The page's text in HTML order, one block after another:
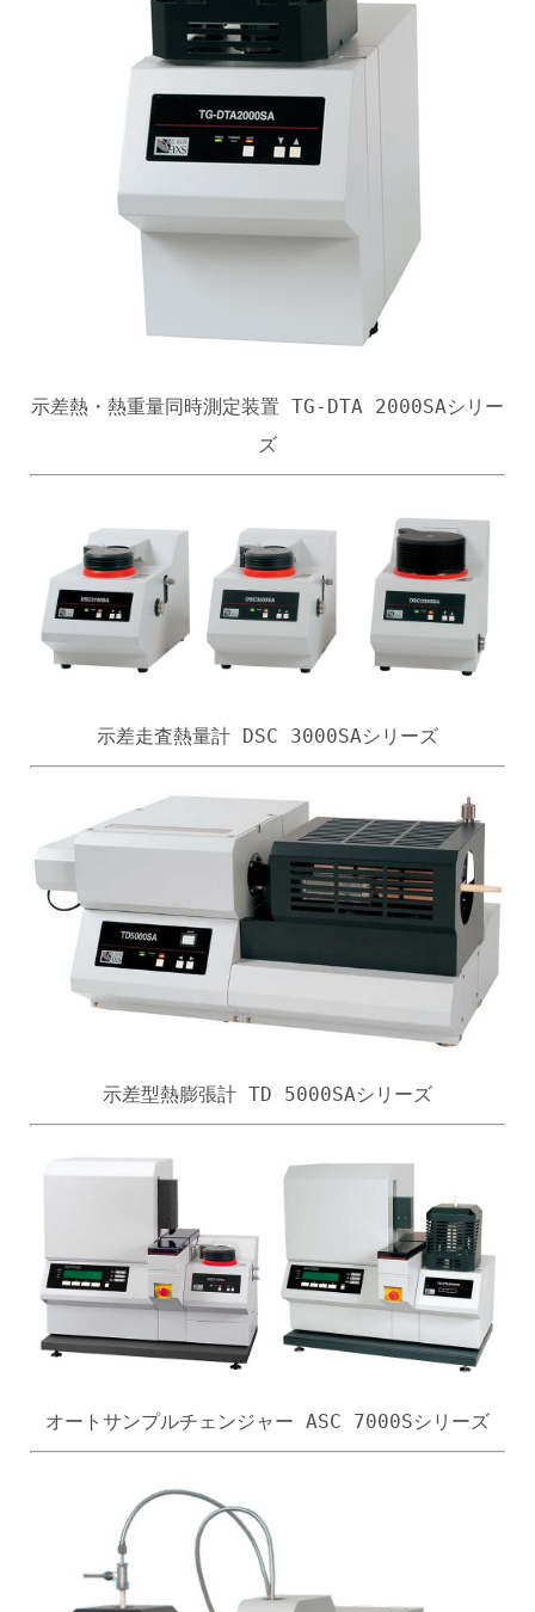
示差熱・熱重量同時測定装置 TG-DTA 2000SAシリー
ズ
示差走査熱量計 DSC 3000SAシリーズ
示差型熱膨張計 TD 5000SAシリーズ
オートサンプルチェンジャー ASC 7000Sシリーズ